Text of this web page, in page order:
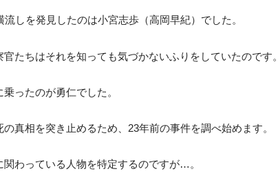
しを発見したのは小宮志歩（高岡早紀）でした。
官たちはそれを知っても気づかないふりをしていたのです。
ったのが勇仁でした。
の真相を突き止めるため、23年前の事件を調べ始めます。
関わっている人物を特定するのですが…。